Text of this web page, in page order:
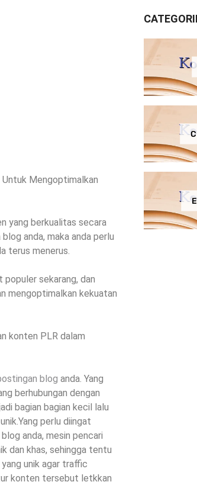
Untuk Mengoptimalkan
yang berkualitas secara
anda, maka anda perlu
terus menerus.
sekarang, dan
mengoptimalkan kekuatan
konten PLR dalam
blog anda. Yang
berhubungan dengan
bagian bagian kecil lalu
perlu diingat
anda, mesin pencari
dan khas, sehingga tentu
unik agar traffic
konten tersebut letkkan